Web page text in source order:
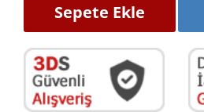
Sepete Ekle